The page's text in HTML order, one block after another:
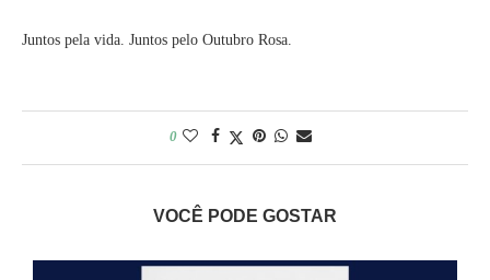
Juntos pela vida. Juntos pelo Outubro Rosa.
0
VOCÊ PODE GOSTAR